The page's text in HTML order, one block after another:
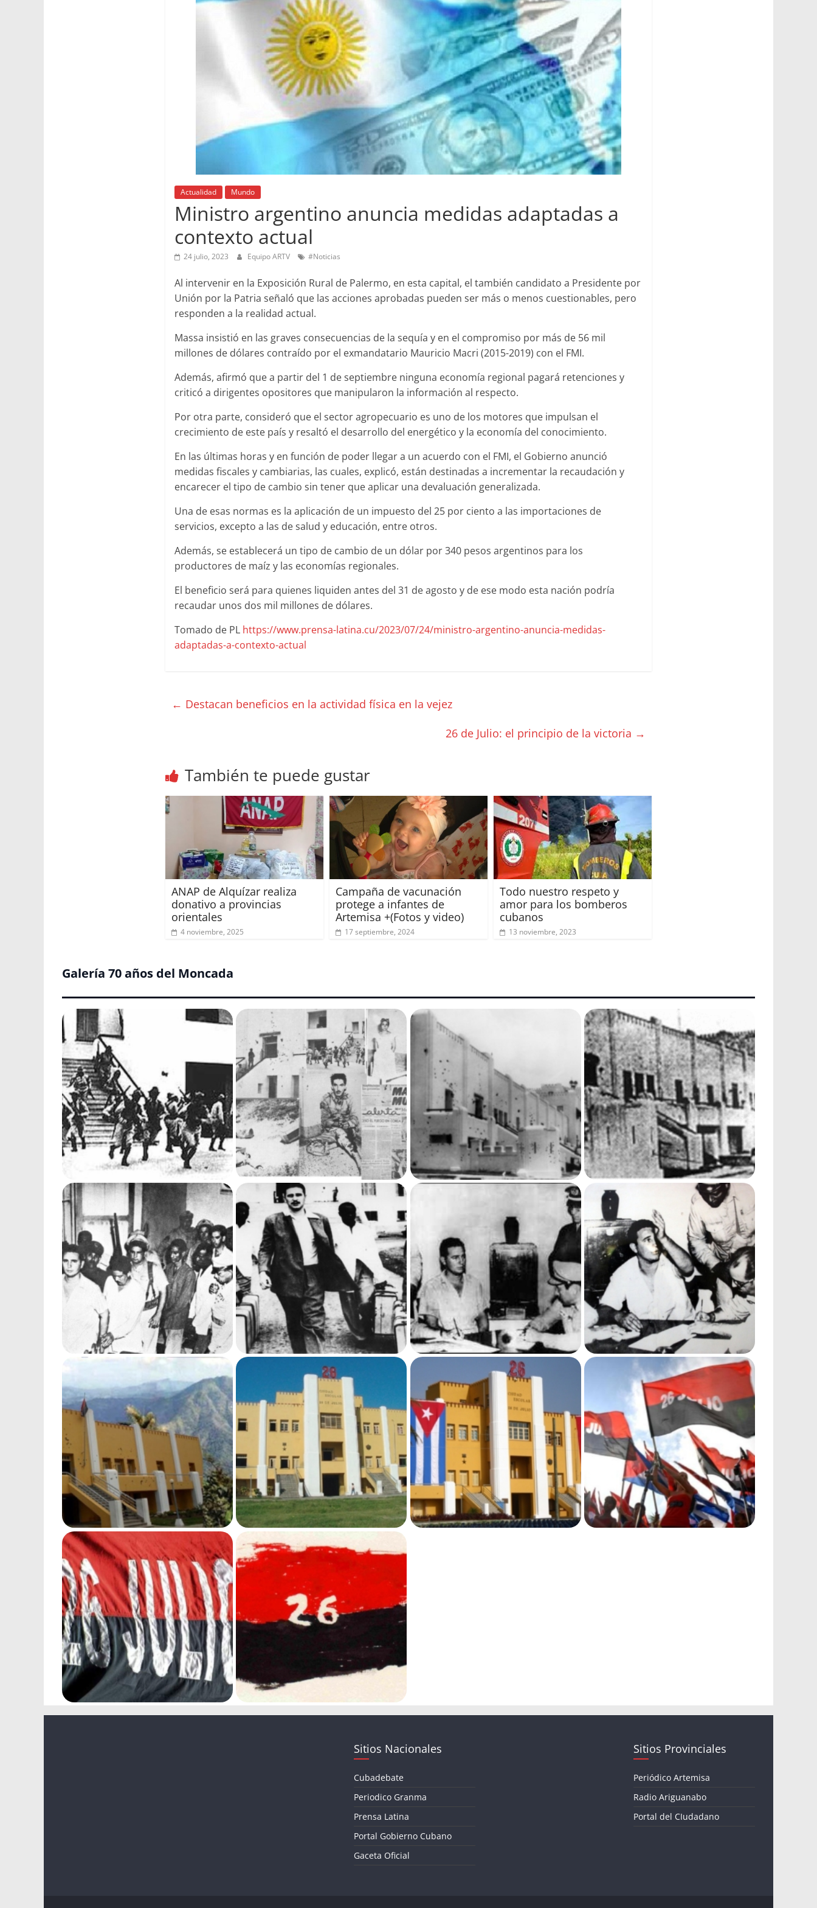
Actualidad Mundo
Ministro argentino anuncia medidas adaptadas a
contexto actual
24 julio, 2023 Equipo ARTV #Noticias
Al intervenir en la Exposición Rural de Palermo, en esta capital, el también candidato a Presidente por
Unión por la Patria señaló que las acciones aprobadas pueden ser más o menos cuestionables, pero
responden a la realidad actual.
Massa insistió en las graves consecuencias de la sequía y en el compromiso por más de 56 mil
millones de dólares contraído por el exmandatario Mauricio Macri (2015-2019) con el FMI.
Además, afirmó que a partir del 1 de septiembre ninguna economía regional pagará retenciones y
criticó a dirigentes opositores que manipularon la información al respecto.
Por otra parte, consideró que el sector agropecuario es uno de los motores que impulsan el
crecimiento de este país y resaltó el desarrollo del energético y la economía del conocimiento.
En las últimas horas y en función de poder llegar a un acuerdo con el FMI, el Gobierno anunció
medidas fiscales y cambiarias, las cuales, explicó, están destinadas a incrementar la recaudación y
encarecer el tipo de cambio sin tener que aplicar una devaluación generalizada.
Una de esas normas es la aplicación de un impuesto del 25 por ciento a las importaciones de
servicios, excepto a las de salud y educación, entre otros.
Además, se establecerá un tipo de cambio de un dólar por 340 pesos argentinos para los
productores de maíz y las economías regionales.
El beneficio será para quienes liquiden antes del 31 de agosto y de ese modo esta nación podría
recaudar unos dos mil millones de dólares.
Tomado de PL https://www.prensa-latina.cu/2023/07/24/ministro-argentino-anuncia-medidas-
adaptadas-a-contexto-actual
← Destacan beneficios en la actividad física en la vejez
26 de Julio: el principio de la victoria →
También te puede gustar
ANAP de Alquízar realiza
donativo a provincias
orientales
4 noviembre, 2025
Campaña de vacunación
protege a infantes de
Artemisa +(Fotos y video)
17 septiembre, 2024
Todo nuestro respeto y
amor para los bomberos
cubanos
13 noviembre, 2023
Galería 70 años del Moncada
Sitios Nacionales
Cubadebate
Periodico Granma
Prensa Latina
Portal Gobierno Cubano
Gaceta Oficial
Sitios Provinciales
Periódico Artemisa
Radio Ariguanabo
Portal del CIudadano